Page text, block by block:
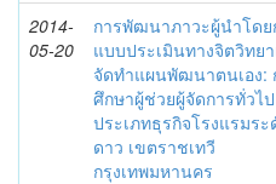
2014-
05-20
การพัฒนาภาวะผู้นำโดย
แบบประเมินทางจิตวิทย
จัดทำแผนพัฒนาตนเอง:
ศึกษาผู้ช่วยผู้จัดการทั่วไป
ประเภทธุรกิจโรงแรมร
ดาว เขตราชเทวี
กรุงเทพมหานคร